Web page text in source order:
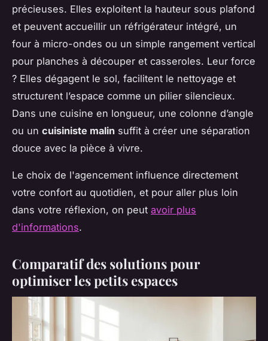
précieuses. Elles exploitent la hauteur sous plafond
et peuvent accueillir un réfrigérateur intégré, un
four à micro-ondes ou un simple rangement vertical
pour planches à découper et casseroles. Leur force
? Elles dégagent le sol, facilitent le nettoyage et
structurent l’espace comme un pilier silencieux.
Dans une cuisine en longueur, une colonne d’angle
ou un cuisiniste malin suffit à créer une séparation
douce avec la pièce à vivre.
Le choix de l'agencement influence directement
votre confort au quotidien, et pour aller plus loin
dans votre réflexion, on peut avoir plus
d'informations.
Comparatif des solutions pour
optimiser les petits espaces